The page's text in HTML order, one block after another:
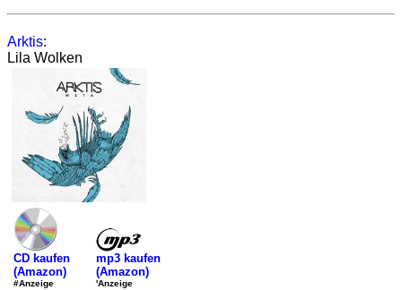
Arktis:
Lila Wolken
CD kaufen
(Amazon)
#Anzeige
mp3 kaufen
(Amazon)
'Anzeige